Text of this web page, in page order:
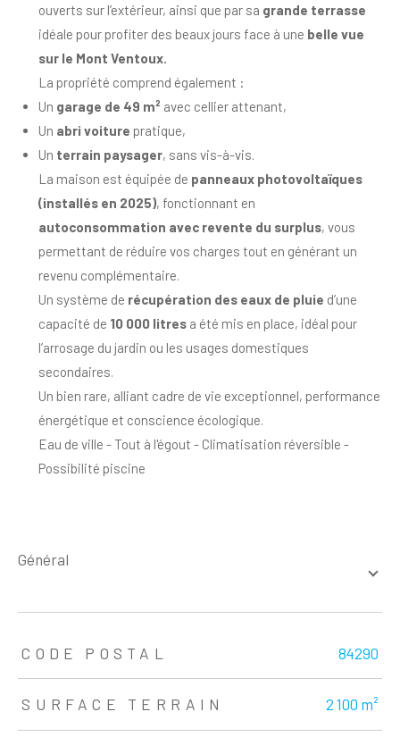
ouverts sur l’extérieur, ainsi que par sa grande terrasse
idéale pour profiter des beaux jours face à une belle vue
sur le Mont Ventoux.
La propriété comprend également :
Un garage de 49 m²avec cellier attenant,
Un abri voiture pratique,
Un terrain paysager, sans vis-à-vis.
La maison est équipée de panneaux photovoltaïques
(installés en 2025), fonctionnant en
autoconsommation avec revente du surplus, vous
permettant de réduire vos charges tout en générant un
revenu complémentaire.
Un système de récupération des eaux de pluie d’une
capacité de 10 000 litresa été mis en place, idéal pour
l’arrosage du jardin ou les usages domestiques
secondaires.
Un bien rare, alliant cadre de vie exceptionnel, performance
énergétique et conscience écologique.
Eau de ville - Tout à l'égout - Climatisation réversible -
Possibilité piscine
général
TRAD_ZEPHYR_Caracteristique TRAD_ZEPHYR_Valeurs
CODE POSTAL 84290
SURFACE TERRAIN 2 100 m²